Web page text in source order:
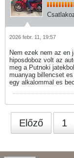
2026 febr. 11, 19:57
Nem ezek nem az en
hiposdoboz volt az
meg a Putnoki
muanyag billencset
egy alkalommal es
Előző 1